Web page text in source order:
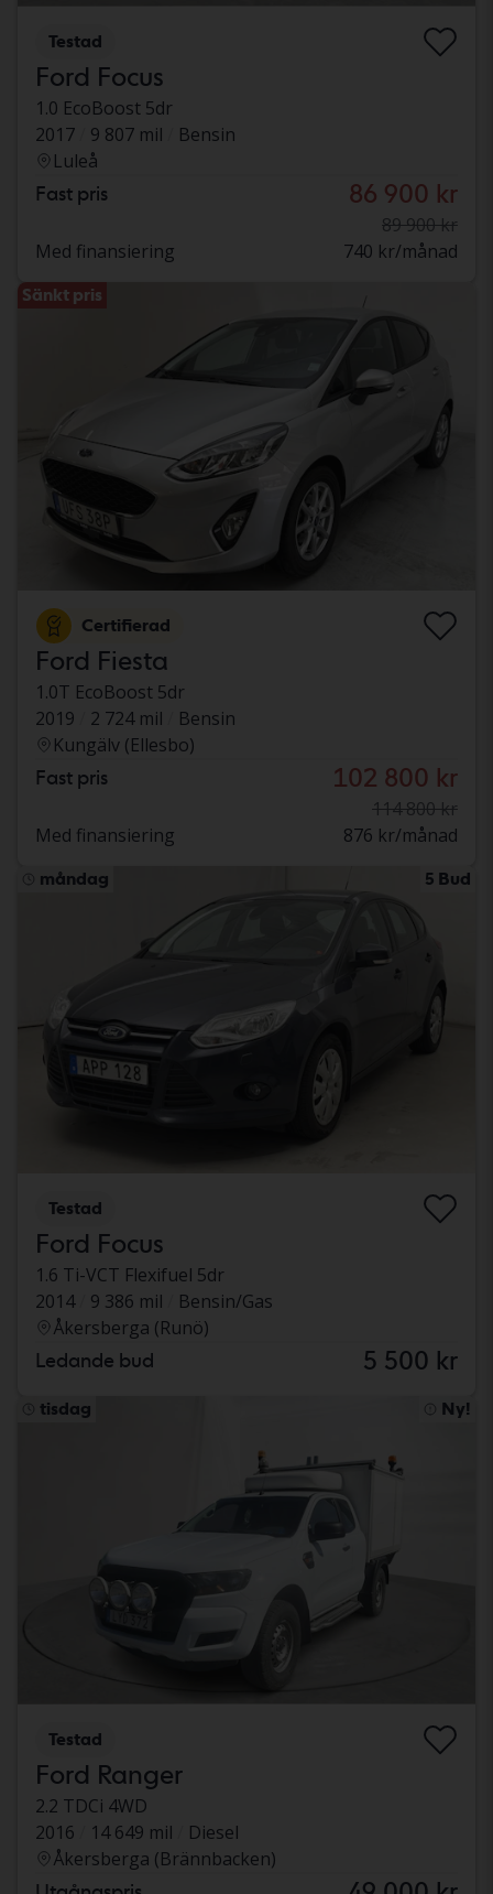
Testad
Ford Focus
1.0 EcoBoost 5dr
2017
9 807 mil
Bensin
Luleå
Fast pris 86 900 kr
89 900 kr
Med finansiering
740 kr/månad
Sänkt pris
Certifierad
Ford Fiesta
1.0T EcoBoost 5dr
2019
2 724 mil
Bensin
Kungälv (Ellesbo)
Fast pris 102 800 kr
114 800 kr
Med finansiering
876 kr/månad
måndag 5 Bud
Testad
Ford Focus
1.6 Ti-VCT Flexifuel 5dr
2014
9 386 mil
Bensin/Gas
Åkersberga (Runö)
Ledande bud 5 500 kr
tisdag Ny!
Testad
Ford Ranger
2.2 TDCi 4WD
2016
14 649 mil
Diesel
Åkersberga (Brännbacken)